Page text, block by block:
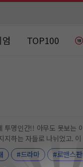
TOP100
현실에 둘은 계속 부딪히게 되고.
#드라마 #로맨스